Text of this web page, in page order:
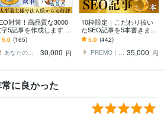
対策！高品質な3000
5記事を作成します プ
SEO対策記事を丁寧
作成！KW提案やWP入
も無料！
5.0 (165)
あなたの記事屋さん
30,000 円
10枠限定｜こだわり抜い
たSEO記事を5本書きます
WP入稿無料！キーワー
ド、構成、SEO対策も丸
ごとお任せ！
5.0 (442)
PREMO｜SEO記事＆X運用の専門家 35,000 円
に良かった